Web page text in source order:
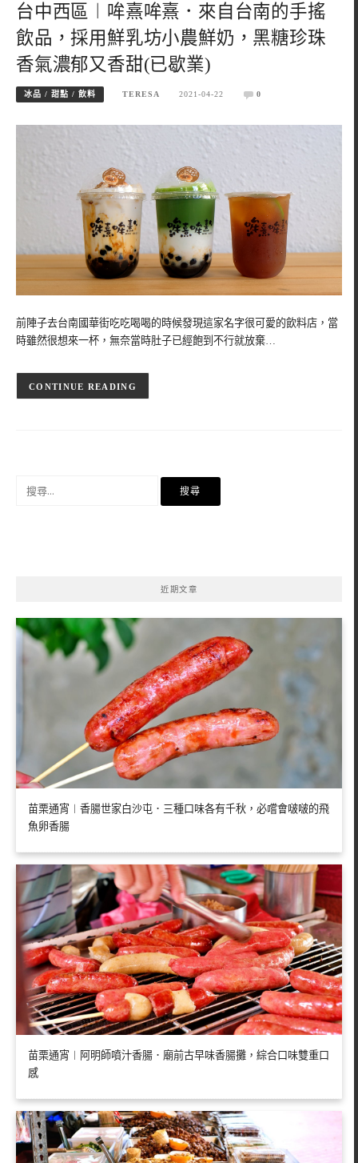
台中西區︱哞熹哞熹．來自台南的手搖
飲品，採用鮮乳坊小農鮮奶，黑糖珍珠
香氣濃郁又香甜(已歇業)
冰品 / 甜點 / 飲料 TERESA 2021-04-22 0
前陣子去台南國華街吃吃喝喝的時候發現這家名字很可愛的飲料店，當
時雖然很想來一杯，無奈當時肚子已經飽到不行就放棄…
CONTINUE READING
近期文章
苗栗通宵︱香腸世家白沙屯．三種口味各有千秋，必嚐會啵啵的飛
魚卵香腸
苗栗通宵︱阿明師噴汁香腸．廟前古早味香腸攤，綜合口味雙重口
感